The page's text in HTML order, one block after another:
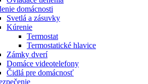
domácnosti
Svetlá a zásuvky
Kúrenie
Termostat
Termostatické hlavice
Zámky dverí
Domáce videotelefony
Čidlá pre domácnosť